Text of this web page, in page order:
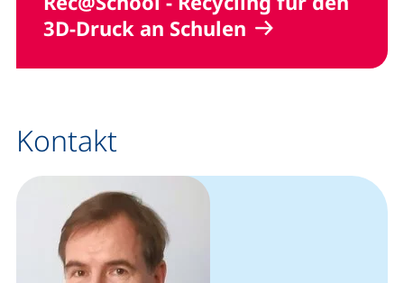
3D-Druck an Schulen
Kontakt